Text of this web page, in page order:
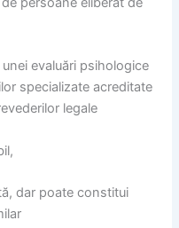
evaluări psihologice
specializate acreditate
legale
dar poate constitui